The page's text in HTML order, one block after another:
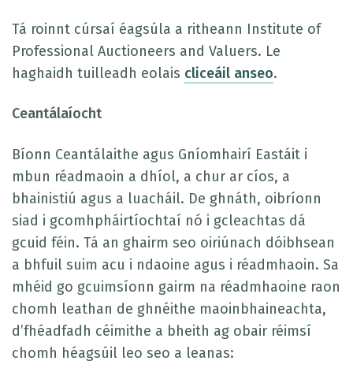
Tá roinnt cúrsaí éagsúla a ritheann Institute of
Professional Auctioneers and Valuers. Le
haghaidh tuilleadh eolais cliceáil anseo.
Ceantálaíocht
Bíonn Ceantálaithe agus Gníomhairí Eastáit i
mbun réadmaoin a dhíol, a chur ar cíos, a
bhainistiú agus a luacháil. De ghnáth, oibríonn
siad i gcomhpháirtíochtaí nó i gcleachtas dá
gcuid féin. Tá an ghairm seo oiriúnach dóibhsean
a bhfuil suim acu i ndaoine agus i réadmhaoin. Sa
mhéid go gcuimsíonn gairm na réadmhaoine raon
chomh leathan de ghnéithe maoinbhaineachta,
d’fhéadfadh céimithe a bheith ag obair réimsí
chomh héagsúil leo seo a leanas: